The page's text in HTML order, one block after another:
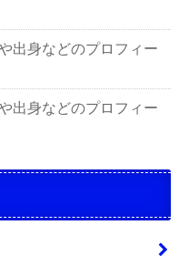
出身などのプロフィー
出身などのプロフィー